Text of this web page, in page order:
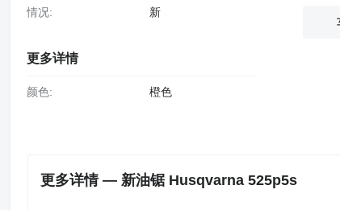
情况: 新
更多详情
颜色: 橙色
更多详情 — 新油锯 Husqvarna 525p5s